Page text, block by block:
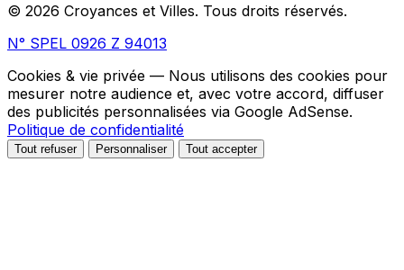
© 2026 Croyances et Villes. Tous droits réservés.
N° SPEL 0926 Z 94013
Cookies & vie privée — Nous utilisons des cookies pour
mesurer notre audience et, avec votre accord, diffuser
des publicités personnalisées via Google AdSense.
Politique de confidentialité
Tout refuser Personnaliser Tout accepter